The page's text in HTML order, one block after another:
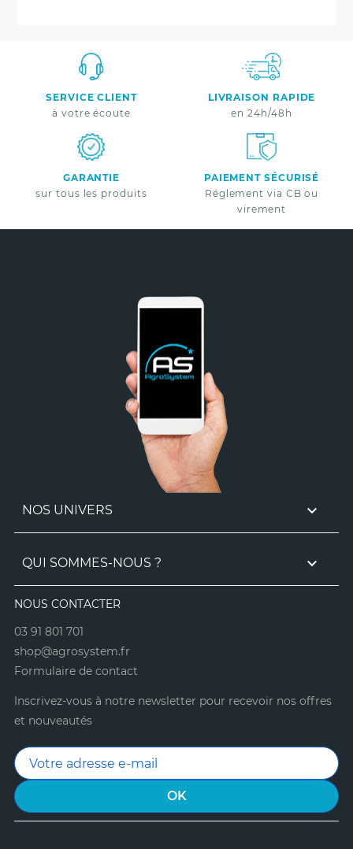
SERVICE CLIENT
à votre écoute
LIVRAISON RAPIDE
en 24h/48h
GARANTIE
sur tous les produits
PAIEMENT SÉCURISÉ
Réglement via CB ou
virement
NOS UNIVERS 
QUI SOMMES-NOUS ? 
NOUS CONTACTER
03 91 801 701
shop@agrosystem.fr
Formulaire de contact
Inscrivez-vous à notre newsletter pour recevoir nos offres
et nouveautés